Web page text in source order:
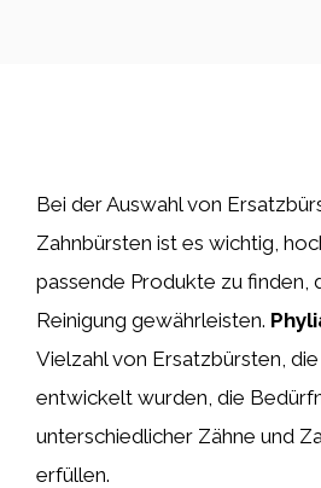
Bei der Auswahl von
Zahnbürsten ist es wichtig,
passende Produkte zu finden,
Reinigung gewährleisten.
Vielzahl von Ersatzbürsten,
entwickelt wurden, die
unterschiedlicher Zähne und
erfüllen.